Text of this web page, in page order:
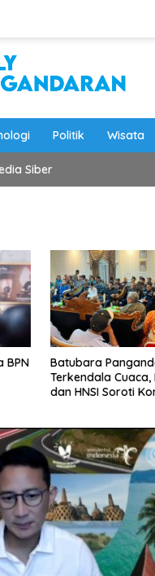
Politik Wisata
Siber
BPBD
Dampak Gempa M
Diminta Waspada